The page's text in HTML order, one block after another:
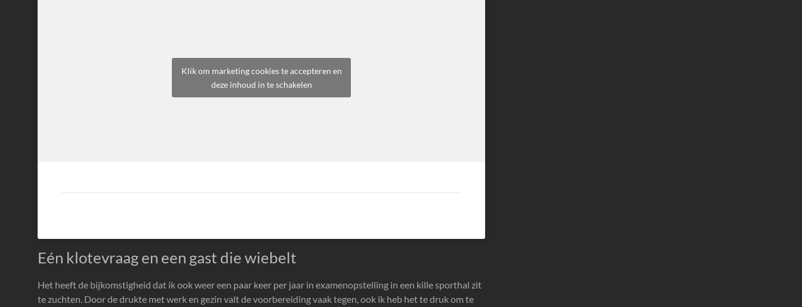
Klik om marketing cookies te accepteren en
deze inhoud in te schakelen
Eén klotevraag en een gast die wiebelt
Het heeft de bijkomstigheid dat ik ook weer een paar keer per jaar in examenopstelling in een kille sporthal zit
te zuchten. Door de drukte met werk en gezin valt de voorbereiding vaak tegen, ook ik heb het te druk om te